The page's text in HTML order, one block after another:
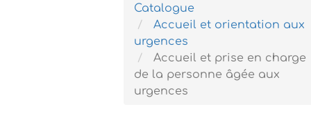
Catalogue
Accueil et orientation aux
urgences
Accueil et prise en charge
de la personne âgée aux
urgences